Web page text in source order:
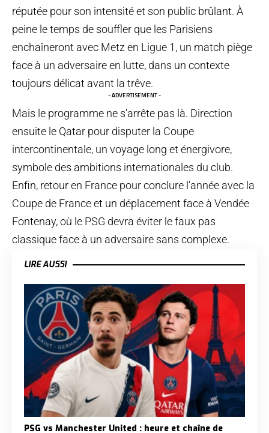
réputée pour son intensité et son public brûlant. À
peine le temps de souffler que les Parisiens
enchaîneront avec Metz en Ligue 1, un match piège
face à un adversaire en lutte, dans un contexte
toujours délicat avant la trêve.
- ADVERTISEMENT -
Mais le programme ne s’arrête pas là. Direction
ensuite le Qatar pour disputer la Coupe
intercontinentale, un voyage long et énergivore,
symbole des ambitions internationales du club.
Enfin, retour en France pour conclure l’année avec la
Coupe de France et un déplacement face à Vendée
Fontenay, où le PSG devra éviter le faux pas
classique face à un adversaire sans complexe.
LIRE AUSSI
PSG vs Manchester United : heure et chaîne de